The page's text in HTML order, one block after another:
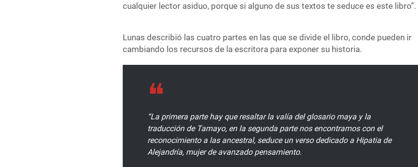
cualquier lector asiduo, porque si alguno de sus textos te seduce es este libro”.
Lunas describió las cuatro partes en las que se divide el libro, conde pueden ir
cambiando los recursos de la escritora para exponer su historia.
“La primera parte hay que resaltar la valía del glosario maya y la
traducción de Tamayo, en la segunda parte nos encontramos con el
reconocimiento a las ancestral, seduce un verso dedicado a Hipatia de
Alejandría, mujer de avanzado pensamiento.